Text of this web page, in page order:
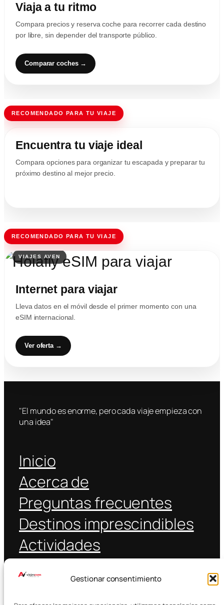
Gestionar consentimiento
Viaja a tu ritmo
Compara precios y reserva coche para recorrer cada destino
por libre, sin depender del transporte público.
Comparar coches →
RECOMENDADO PARA TU VIAJE
Encuentra tu viaje ideal
Compara opciones para organizar tu escapada y preparar tu
próximo destino al mejor precio.
RECOMENDADO PARA TU VIAJE
Internet para viajar
Lleva datos en el móvil desde el primer momento con una
eSIM internacional.
Ver oferta →
"El mundo es enorme, pero cada viaje empieza con
una idea"
Inicio
Acerca de
Preguntas frecuentes
Destinos imprescindibles
Actividades
Coche alquiler
Transporte público